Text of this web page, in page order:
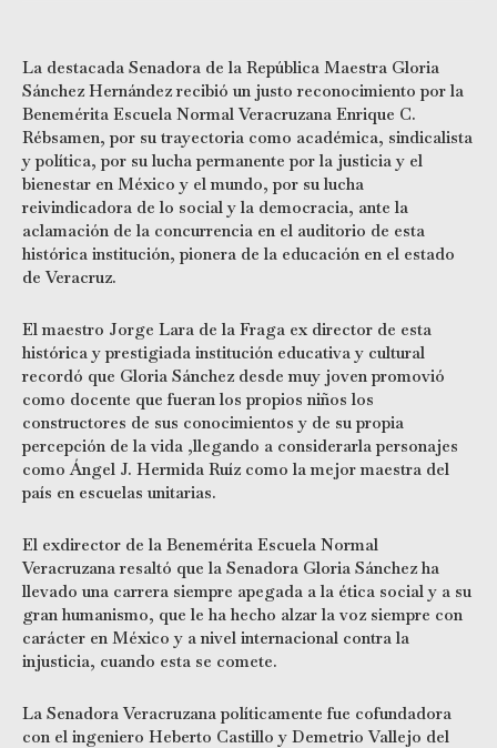
La destacada Senadora de la República Maestra Gloria
Sánchez Hernández recibió un justo reconocimiento por la
Benemérita Escuela Normal Veracruzana Enrique C.
Rébsamen, por su trayectoria como académica, sindicalista
y política, por su lucha permanente por la justicia y el
bienestar en México y el mundo, por su lucha
reivindicadora de lo social y la democracia, ante la
aclamación de la concurrencia en el auditorio de esta
histórica institución, pionera de la educación en el estado
de Veracruz.
El maestro Jorge Lara de la Fraga ex director de esta
histórica y prestigiada institución educativa y cultural
recordó que Gloria Sánchez desde muy joven promovió
como docente que fueran los propios niños los
constructores de sus conocimientos y de su propia
percepción de la vida ,llegando a considerarla personajes
como Ángel J. Hermida Ruíz como la mejor maestra del
país en escuelas unitarias.
El exdirector de la Benemérita Escuela Normal
Veracruzana resaltó que la Senadora Gloria Sánchez ha
llevado una carrera siempre apegada a la ética social y a su
gran humanismo, que le ha hecho alzar la voz siempre con
carácter en México y a nivel internacional contra la
injusticia, cuando esta se comete.
La Senadora Veracruzana políticamente fue cofundadora
con el ingeniero Heberto Castillo y Demetrio Vallejo del